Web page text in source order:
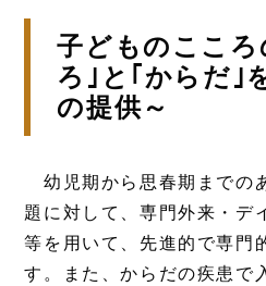
子どものこころ
ろ｣と｢からだ｣
の提供～
幼児期から思春期までの
題に対して、専門外来・デ
等を用いて、先進的で専門
す。また、からだの疾患で